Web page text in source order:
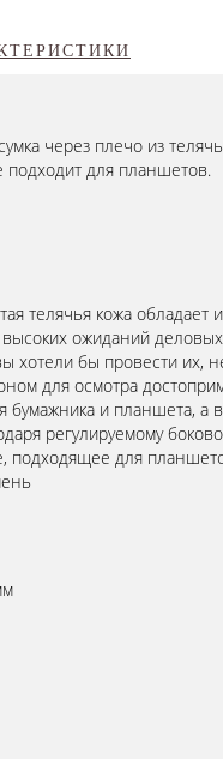
через плечо из
для планшетов.
телячья кожа
ожиданий
хотели бы провести их,
для осмотра
бумажника и планшета,
регулируемому
подходящее для